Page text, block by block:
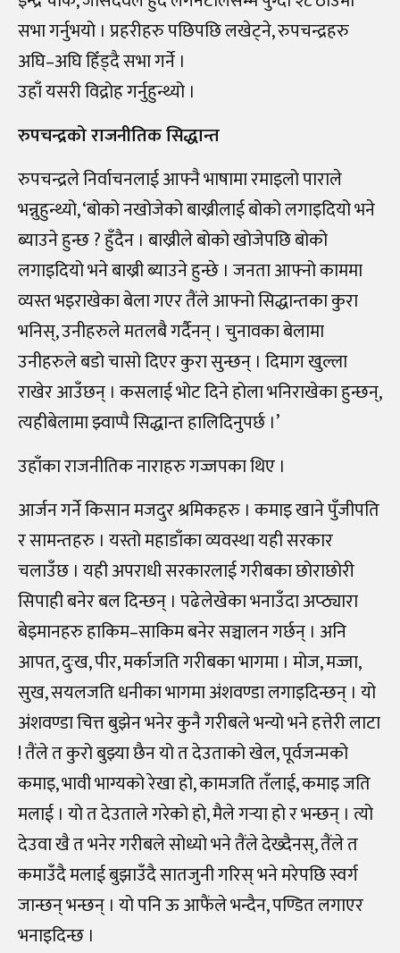
सभा गर्नुभयो । प्रहरीहरु पछिपछि लखेट्ने, रुपचन्द्रहरु
अघि–अघि हिँड्दै सभा गर्ने ।
उहाँ यसरी विद्रोह गर्नुहुन्थ्यो ।
रुपचन्द्रको राजनीतिक सिद्धान्त
रुपचन्द्रले निर्वाचनलाई आफ्नै भाषामा रमाइलो पाराले
भन्नुहुन्थ्यो, ‘बोको नखोजेको बाख्रीलाई बोको लगाइदियो भने
ब्याउने हुन्छ ? हुँदैन । बाख्रीले बोको खोजेपछि बोको
लगाइदियो भने बाख्री ब्याउने हुन्छे । जनता आफ्नो काममा
व्यस्त भइराखेका बेला गएर तैंले आफ्नो सिद्धान्तका कुरा
भनिस्, उनीहरुले मतलबै गर्दैनन् । चुनावका बेलामा
उनीहरुले बडो चासो दिएर कुरा सुन्छन् । दिमाग खुल्ला
राखेर आउँछन् । कसलाई भोट दिने होला भनिराखेका हुन्छन्,
त्यहीबेलामा झ्वाप्पै सिद्धान्त हालिदिनुपर्छ ।’
उहाँका राजनीतिक नाराहरु गज्जपका थिए ।
आर्जन गर्ने किसान मजदुर श्रमिकहरु । कमाइ खाने पुँजीपति
र सामन्तहरु । यस्तो महाडाँका व्यवस्था यही सरकार
चलाउँछ । यही अपराधी सरकारलाई गरीबका छोराछोरी
सिपाही बनेर बल दिन्छन् । पढेलेखेका भनाउँदा अप्ठ्यारा
बेइमानहरु हाकिम–साकिम बनेर सञ्चालन गर्छन् । अनि
आपत, दुःख, पीर, मर्काजति गरीबका भागमा । मोज, मज्जा,
सुख, सयलजति धनीका भागमा अंशवण्डा लगाइदिन्छन् । यो
अंशवण्डा चित्त बुझेन भनेर कुनै गरीबले भन्यो भने हत्तेरी लाटा
! तैंले त कुरो बुझ्या छैन यो त देउताको खेल, पूर्वजन्मको
कमाइ, भावी भाग्यको रेखा हो, कामजति तँलाई, कमाइ जति
मलाई । यो त देउताले गरेको हो, मैले गर्‍या हो र भन्छन् । त्यो
देउवा खै त भनेर गरीबले सोध्यो भने तैंले देख्दैनस्, तैंले त
कमाउँदै मलाई बुझाउँदै सातजुनी गरिस् भने मरेपछि स्वर्ग
जान्छन् भन्छन् । यो पनि ऊ आफैंले भन्दैन, पण्डित लगाएर
भनाइदिन्छ ।